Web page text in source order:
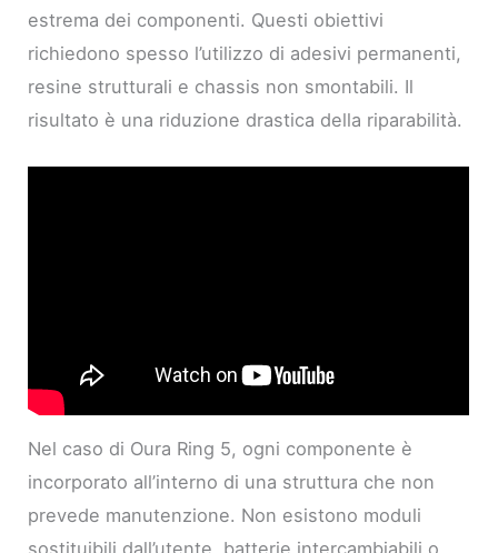
estrema dei componenti. Questi obiettivi
richiedono spesso l’utilizzo di adesivi permanenti,
resine strutturali e chassis non smontabili. Il
risultato è una riduzione drastica della riparabilità.
Nel caso di Oura Ring 5, ogni componente è
incorporato all’interno di una struttura che non
prevede manutenzione. Non esistono moduli